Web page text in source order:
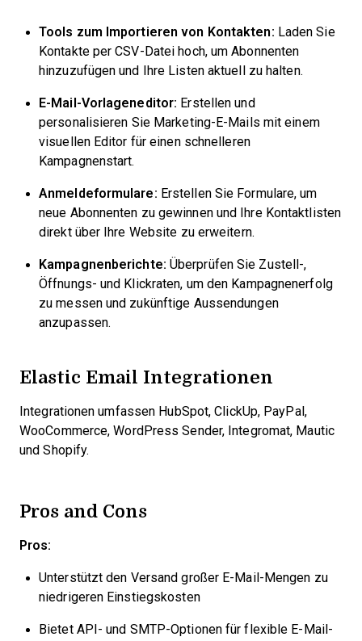
Tools zum Importieren von Kontakten: Laden Sie
Kontakte per CSV-Datei hoch, um Abonnenten
hinzuzufügen und Ihre Listen aktuell zu halten.
E-Mail-Vorlageneditor: Erstellen und
personalisieren Sie Marketing-E-Mails mit einem
visuellen Editor für einen schnelleren
Kampagnenstart.
Anmeldeformulare: Erstellen Sie Formulare, um
neue Abonnenten zu gewinnen und Ihre Kontaktlisten
direkt über Ihre Website zu erweitern.
Kampagnenberichte: Überprüfen Sie Zustell-,
Öffnungs- und Klickraten, um den Kampagnenerfolg
zu messen und zukünftige Aussendungen
anzupassen.
Elastic Email Integrationen
Integrationen umfassen HubSpot, ClickUp, PayPal,
WooCommerce, WordPress Sender, Integromat, Mautic
und Shopify.
Pros and Cons
Pros:
Unterstützt den Versand großer E-Mail-Mengen zu
niedrigeren Einstiegskosten
Bietet API- und SMTP-Optionen für flexible E-Mail-